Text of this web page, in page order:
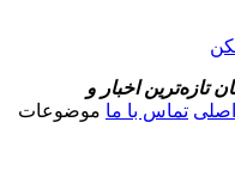
تازه‌ترین اخبار و
تماس با ما موضوعات